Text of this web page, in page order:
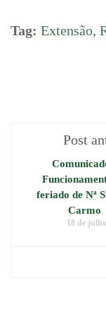
Tag: Extensão,
Post
feriado de Nª
Carmo
18 de